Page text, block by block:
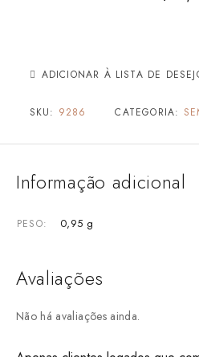
ADICIONAR À LISTA DE
SKU: 9286 CATEGORIA:
Informação adicional
PESO 0,95 g
Avaliações
Não há avaliações ainda.